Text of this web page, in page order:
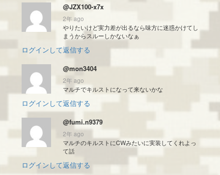
@JZX100-x7x
2年 ago
やりたいけど実力差が出るなら味方に迷惑かけてし
まうからスルーしかないなぁ
ログインして返信する
@mon3404
2年 ago
マルチでキルストになって来ないかな
ログインして返信する
@fumi.n9379
2年 ago
マルチのキルストにCWみたいに実装してくれよっ
て話
ログインして返信する